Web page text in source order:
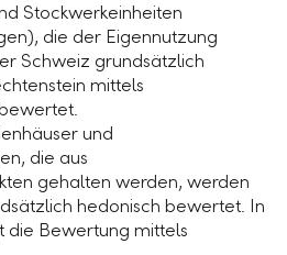
Stockwerkeinheiten
die der Eigennutzung
Schweiz grundsätzlich
mittels
und
die aus
gehalten werden, werden
hedonisch bewertet. In
die Bewertung mittels